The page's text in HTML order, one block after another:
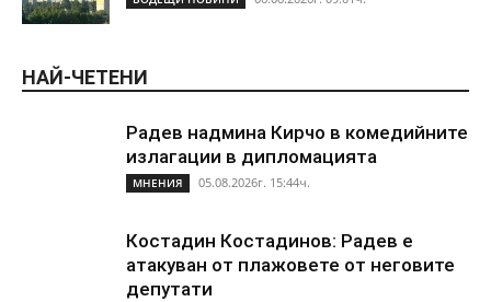
НАЙ-ЧЕТЕНИ
Радев надмина Кирчо в комедийните
излагации в дипломацията
МНЕНИЯ 05.08.2026г. 15:44ч.
Костадин Костадинов: Радев е
атакуван от плажoвете от неговите
депутати